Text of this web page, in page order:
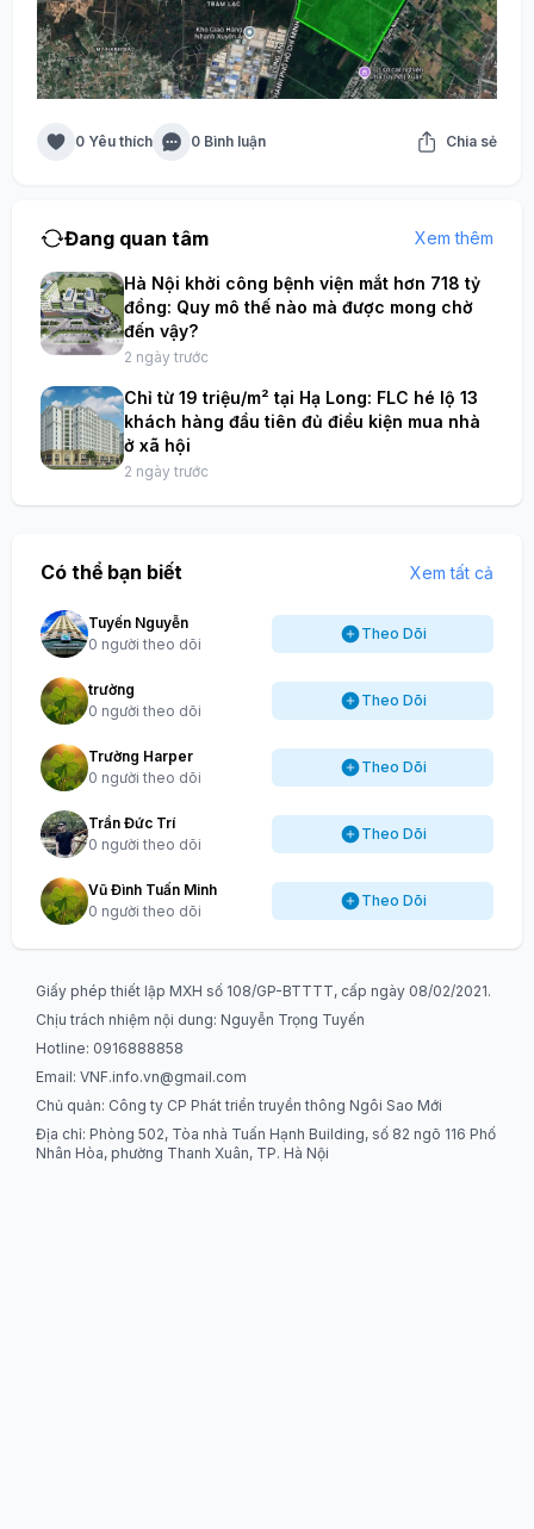
0 Yêu thích 0 Bình luận Chia sẻ
Đang quan tâm Xem thêm
Hà Nội khởi công bệnh viện mắt hơn 718 tỷ
đồng: Quy mô thế nào mà được mong chờ
đến vậy?
2 ngày trước
Chỉ từ 19 triệu/m² tại Hạ Long: FLC hé lộ 13
khách hàng đầu tiên đủ điều kiện mua nhà
ở xã hội
2 ngày trước
Có thể bạn biết Xem tất cả
Tuyến Nguyễn
0 người theo dõi
Theo Dõi
trường
0 người theo dõi
Theo Dõi
Trường Harper
0 người theo dõi
Theo Dõi
Trần Đức Trí
0 người theo dõi
Theo Dõi
Vũ Đình Tuấn Minh
0 người theo dõi
Theo Dõi
Giấy phép thiết lập MXH số 108/GP-BTTTT, cấp ngày 08/02/2021.
Chịu trách nhiệm nội dung: Nguyễn Trọng Tuyến
Hotline: 0916888858
Email: VNF.info.vn@gmail.com
Chủ quản: Công ty CP Phát triển truyền thông Ngôi Sao Mới
Địa chỉ: Phòng 502, Tòa nhà Tuấn Hạnh Building, số 82 ngõ 116 Phố
Nhân Hòa, phường Thanh Xuân, TP. Hà Nội